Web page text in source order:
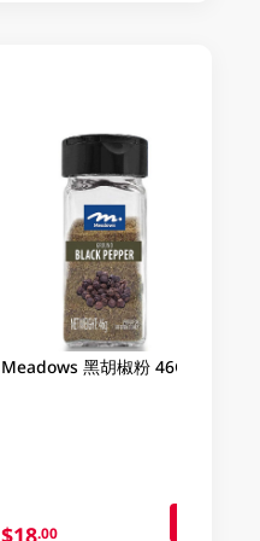
Meadows 黑胡椒粉 46GM
.00